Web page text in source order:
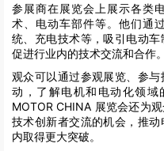
参展商在展览会上展示各类
术、电动车部件等。他们通
统、充电技术等，吸引电动车
促进行业内的技术交流和合作。
观众可以通过参观展览、参
动，了解电机和电动化领域
MOTOR CHINA 展览会还为
技术创新者交流的机会，推
内取得更大突破。